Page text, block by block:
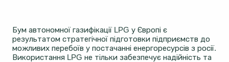
Бум автономної газифікації LPG у Європі є
результатом стратегічної підготовки підприємств до
можливих перебоїв у постачанні енергоресурсів з росії.
Використання LPG не тільки забезпечує надійність та